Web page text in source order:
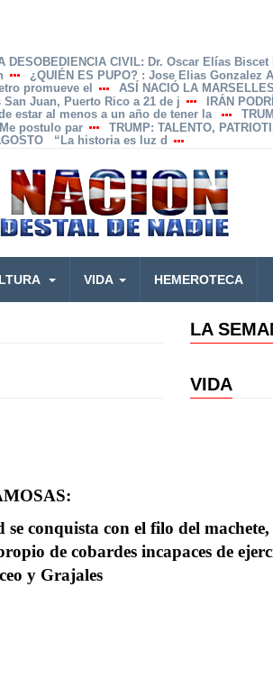
DESOBEDIENCIA CIVIL: Dr. Oscar Elías Biscet
¿QUIÉN ES PUPO? : Jose Elias Gonzalez
promueve el ASÍ NACIÓ LA
Juan, Puerto Rico a 21 de j
IRÁN
estar al menos a un año de tener la
postulo par TRUMP: TALENTO,
“La historia es luz d
VIDA HEMEROTECA
LA
VIDA
conquista con el filo del
de cobardes incapaces de
y Grajales